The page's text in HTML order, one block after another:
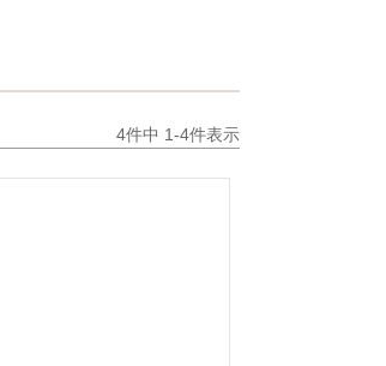
4件中 1-4件表示